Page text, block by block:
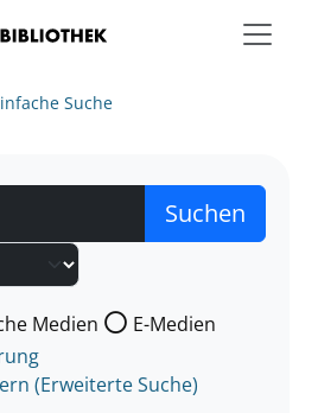
Suche
nach der Sie suchen wollen.
Medien
E-Medien
(Erweiterte Suche)